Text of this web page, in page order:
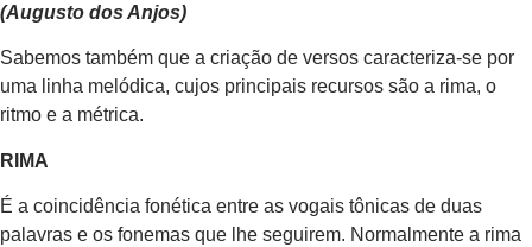
(Augusto dos Anjos)
Sabemos também que a criação de versos caracteriza-se por
uma linha melódica, cujos principais recursos são a rima, o
ritmo e a métrica.
RIMA
É a coincidência fonética entre as vogais tônicas de duas
palavras e os fonemas que lhe seguirem. Normalmente a rima